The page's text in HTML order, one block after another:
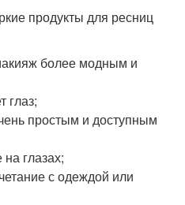
продукты для ресниц
более модным и
глаз;
простым и доступным
глазах;
с одеждой или